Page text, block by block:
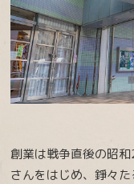
創業は戦争直後の昭
さんをはじめ、錚々